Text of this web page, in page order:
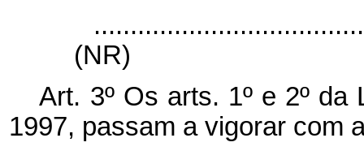
(NR)
Art. 3º Os arts. 1º e 2º
1997, passam a vigorar com